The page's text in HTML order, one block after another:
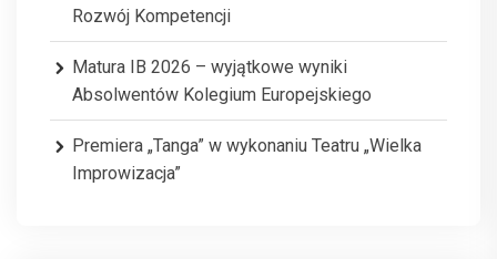
Rozwój Kompetencji
Matura IB 2026 – wyjątkowe wyniki
Absolwentów Kolegium Europejskiego
Premiera „Tanga” w wykonaniu Teatru „Wielka
Improwizacja”